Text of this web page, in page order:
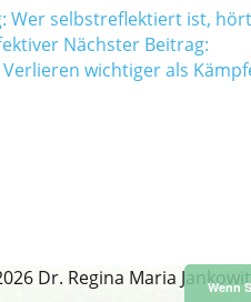
Wer selbstreflektiert ist, hört
Nächster Beitrag:
wichtiger als
Dr. Regina Maria Wenn